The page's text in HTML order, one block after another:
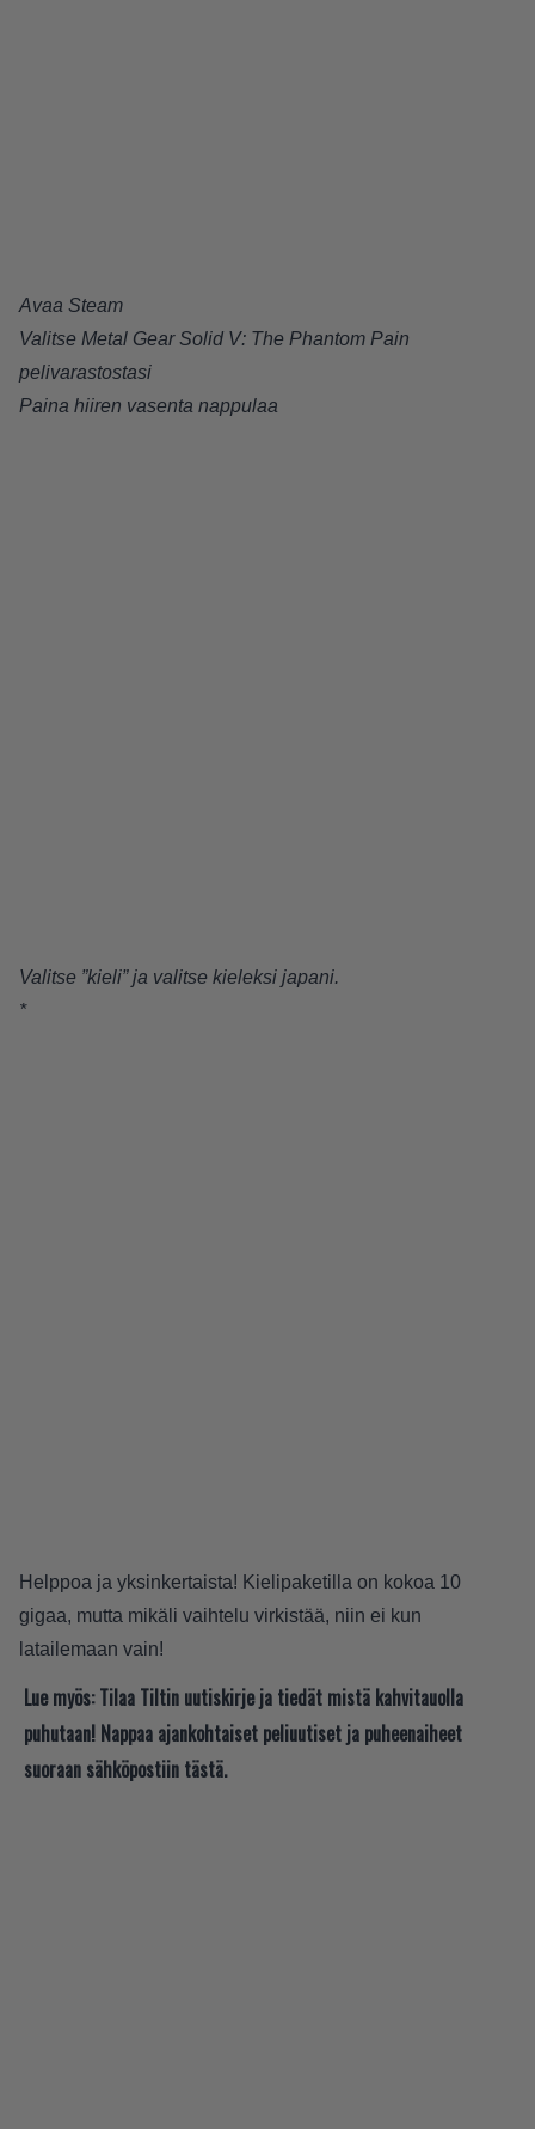
Avaa Steam
Valitse Metal Gear Solid V: The Phantom Pain
pelivarastostasi
Paina hiiren vasenta nappulaa
Valitse ”kieli” ja valitse kieleksi japani.
*
Helppoa ja yksinkertaista! Kielipaketilla on kokoa 10
gigaa, mutta mikäli vaihtelu virkistää, niin ei kun
latailemaan vain!
Lue myös: Tilaa Tiltin uutiskirje ja tiedät mistä kahvitauolla
puhutaan! Nappaa ajankohtaiset peliuutiset ja puheenaiheet
suoraan sähköpostiin tästä.